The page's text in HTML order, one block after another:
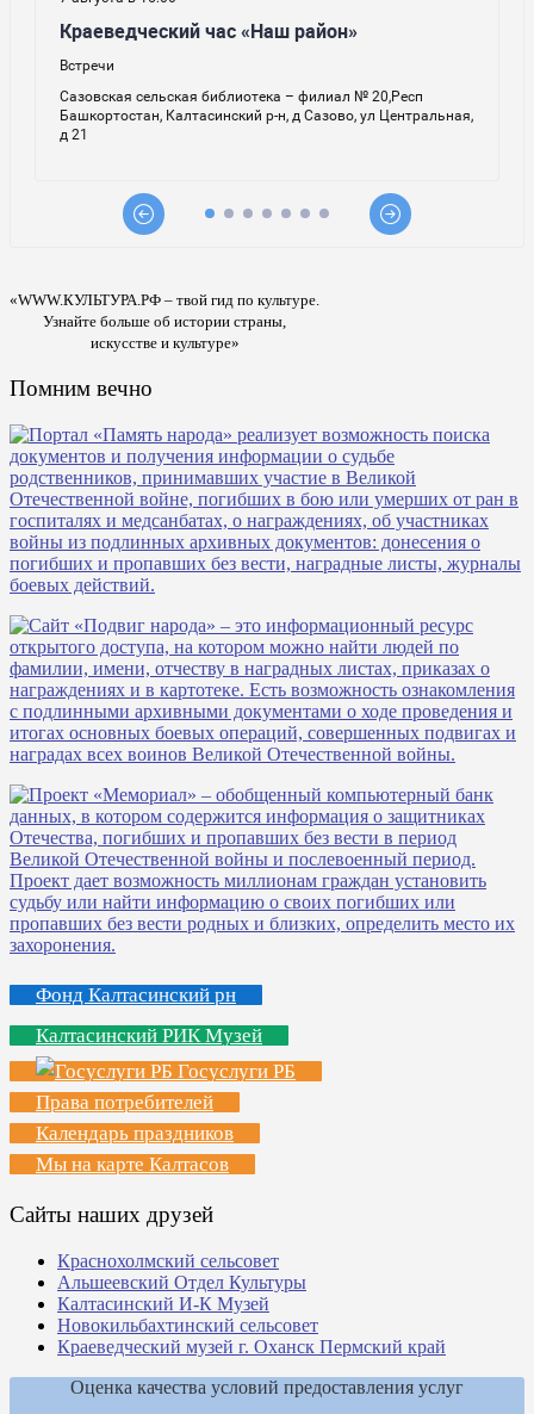
«WWW.КУЛЬТУРА.РФ – твой гид по культуре.
Узнайте больше об истории страны,
искусстве и культуре»
Помним вечно
Фонд Калтасинский рн
Калтасинский РИК Музей
Госуслуги РБ
Права потребителей
Календарь праздников
Мы на карте Калтасов
Сайты наших друзей
Краснохолмский сельсовет
Альшеевский Отдел Культуры
Калтасинский И-К Музей
Новокильбахтинский сельсовет
Краеведческий музей г. Оханск Пермский край
Оценка качества условий предоставления услуг